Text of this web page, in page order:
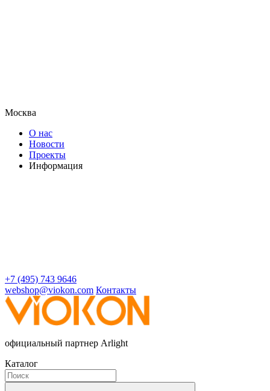
Москва
О нас
Новости
Проекты
Информация
+7 (495) 743 9646
webshop@viokon.com Контакты
официальный партнер Arlight
Каталог